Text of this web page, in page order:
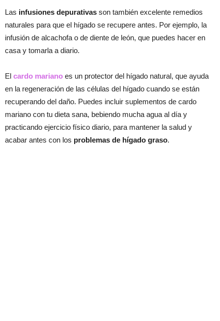
Las infusiones depurativas son también excelente remedios
naturales para que el hígado se recupere antes. Por ejemplo, la
infusión de alcachofa o de diente de león, que puedes hacer en
casa y tomarla a diario.
El cardo mariano es un protector del hígado natural, que ayuda
en la regeneración de las células del hígado cuando se están
recuperando del daño. Puedes incluir suplementos de cardo
mariano con tu dieta sana, bebiendo mucha agua al día y
practicando ejercicio físico diario, para mantener la salud y
acabar antes con los problemas de hígado graso.